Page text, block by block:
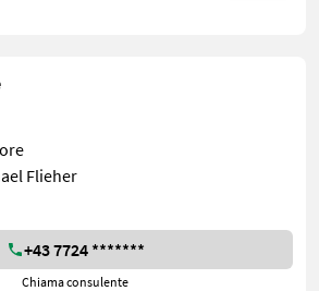
Flieher
+43 7724 *******
Chiama consulente